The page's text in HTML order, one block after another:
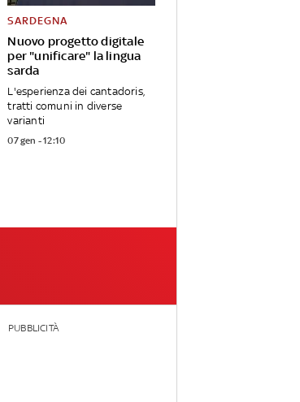
Nuovo progetto digitale
per "unificare" la lingua
sarda
SARDEGNA
L'esperienza dei cantadoris,
tratti comuni in diverse
varianti
07 gen - 12:10
PUBBLICITÀ